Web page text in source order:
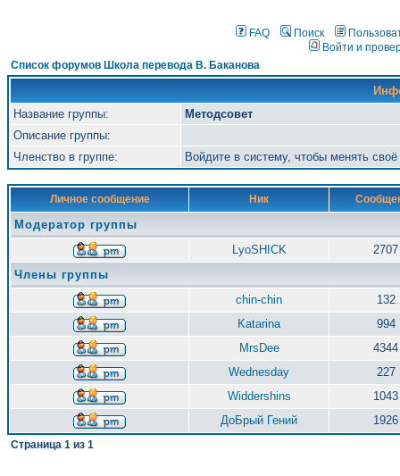
FAQ Поиск
Войти и
Список форумов Школа перевода В. Баканова
Название группы:
Методсовет
Описание группы:
Членство в группе:
Войдите в систему, чтобы менять
Личное сообщение Ник
Модератор группы
LyoSHICK
2707
Члены группы
chin-chin
132
Katarina
994
MrsDee
4344
Wednesday
227
Widdershins
1043
ДоБрый Гений
1926
Страница 1 из 1